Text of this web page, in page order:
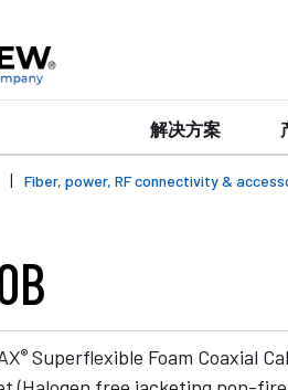
解决方案
Fiber, power, RF connectivity &
® Superflexible Foam Coaxial